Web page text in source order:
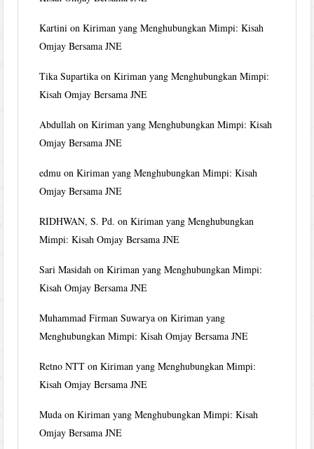
Kartini onKiriman yang Menghubungkan Mimpi: Kisah
Omjay Bersama JNE
Tika Supartika onKiriman yang Menghubungkan Mimpi:
Kisah Omjay Bersama JNE
Abdullah onKiriman yang Menghubungkan Mimpi: Kisah
Omjay Bersama JNE
edmu onKiriman yang Menghubungkan Mimpi: Kisah
Omjay Bersama JNE
RIDHWAN, S. Pd. onKiriman yang Menghubungkan
Mimpi: Kisah Omjay Bersama JNE
Sari Masidah onKiriman yang Menghubungkan Mimpi:
Kisah Omjay Bersama JNE
Muhammad Firman Suwarya onKiriman yang
Menghubungkan Mimpi: Kisah Omjay Bersama JNE
Retno NTT onKiriman yang Menghubungkan Mimpi:
Kisah Omjay Bersama JNE
Muda onKiriman yang Menghubungkan Mimpi: Kisah
Omjay Bersama JNE